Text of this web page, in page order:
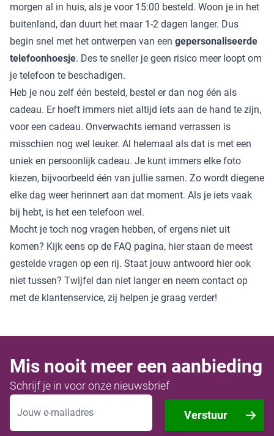
morgen al in huis, als je voor 15:00 besteld. Woon je in het
buitenland, dan duurt het maar 1-2 dagen langer. Dus
begin snel met het ontwerpen van een gepersonaliseerde
telefoonhoesje. Des te sneller je geen risico meer loopt om
je telefoon te beschadigen.
Heb je nou zelf één besteld, bestel er dan nog één als
cadeau. Er hoeft immers niet altijd iets aan de hand te zijn,
voor een cadeau. Onverwachts iemand verrassen is
misschien nog wel leuker. Al helemaal als dat is met een
uniek en persoonlijk cadeau. Je kunt immers elke foto
kiezen, bijvoorbeeld één van jullie samen. Zo wordt diegene
elke dag weer herinnert aan dat moment. Als je iets vaak
bij hebt, is het een telefoon wel.
Mocht je toch nog vragen hebben, of ergens niet uit
komen? Kijk eens op de FAQ pagina, hier staan de meest
gestelde vragen op een rij. Staat jouw antwoord hier ook
niet tussen? Twijfel dan niet langer en neem contact op
met de klantenservice, zij helpen je graag verder!
Mis nooit meer een aanbieding
Schrijf je in voor onze nieuwsbrief
E-mailadres
Verstuur